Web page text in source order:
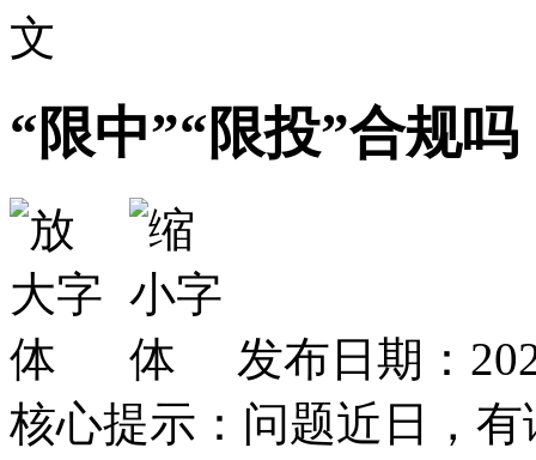
文
“限中”“限投”合规吗
发布日期：
核心提示：问题近日，